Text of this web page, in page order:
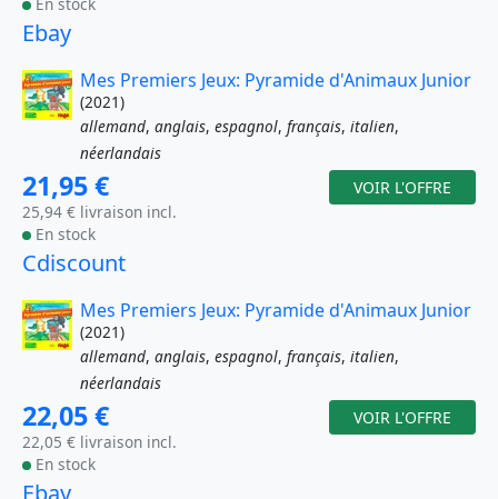
Ebay
Mes Premiers Jeux: Pyramide d'Animaux Junior
(2021)
allemand, anglais, espagnol, français, italien,
néerlandais
21,95 €
25,94 € livraison incl.
En stock
VOIR L'OFFRE
Cdiscount
Mes Premiers Jeux: Pyramide d'Animaux Junior
(2021)
allemand, anglais, espagnol, français, italien,
néerlandais
22,05 €
22,05 € livraison incl.
En stock
VOIR L'OFFRE